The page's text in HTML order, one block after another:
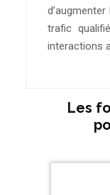
trafic
interactions
Les